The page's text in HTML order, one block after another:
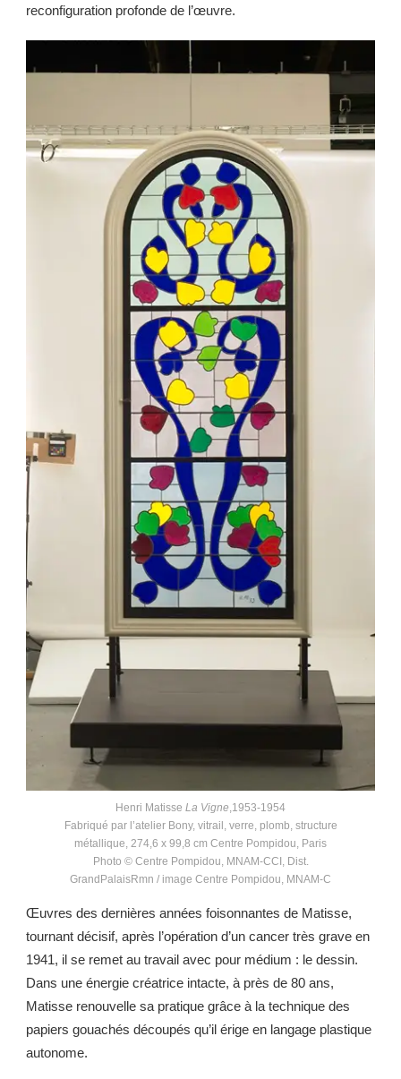
reconfiguration profonde de l’œuvre.
Henri Matisse La Vigne ,1953-1954
Fabriqué par l’atelier Bony, vitrail, verre, plomb, structure
métallique, 274,6 x 99,8 cm Centre Pompidou, Paris
Photo © Centre Pompidou, MNAM-CCI, Dist.
GrandPalaisRmn / image Centre Pompidou, MNAM-C
Œuvres des dernières années foisonnantes de Matisse,
tournant décisif, après l’opération d’un cancer très grave en
1941, il se remet au travail avec pour médium : le dessin.
Dans une énergie créatrice intacte, à près de 80 ans,
Matisse renouvelle sa pratique grâce à la technique des
papiers gouachés découpés qu’il érige en langage plastique
autonome.